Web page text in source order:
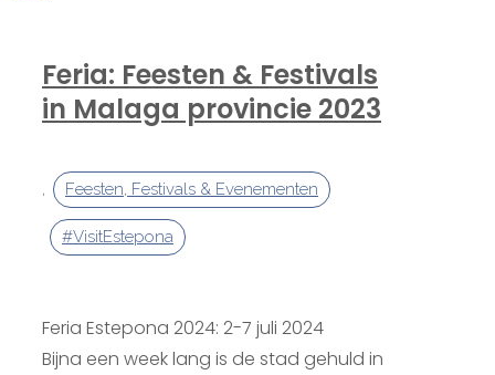
Feria: Feesten & Festivals
in Malaga provincie 2023
Feesten, Festivals & Evenementen
,
#VisitEstepona
Feria Estepona 2024: 2-7 juli 2024
Bijna een week lang is de stad gehuld in